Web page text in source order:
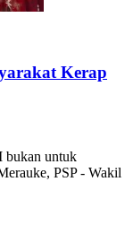
Kerap
bukan untuk
PSP - Wakil